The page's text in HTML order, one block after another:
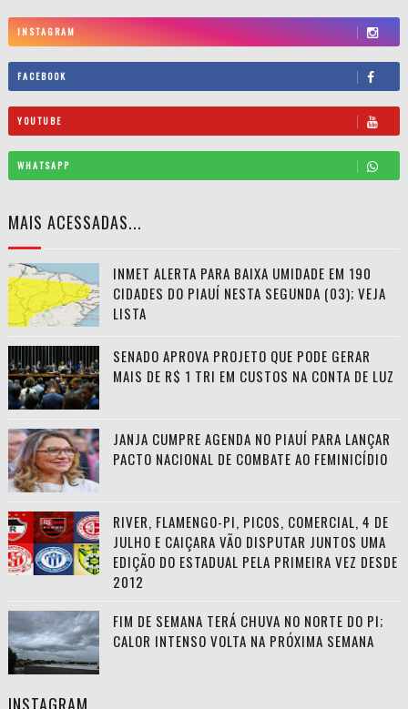
INSTAGRAM
FACEBOOK
YOUTUBE
WHATSAPP
MAIS ACESSADAS...
INMET ALERTA PARA BAIXA UMIDADE EM 190
CIDADES DO PIAUÍ NESTA SEGUNDA (03); VEJA
LISTA
SENADO APROVA PROJETO QUE PODE GERAR
MAIS DE R$ 1 TRI EM CUSTOS NA CONTA DE LUZ
JANJA CUMPRE AGENDA NO PIAUÍ PARA LANÇAR
PACTO NACIONAL DE COMBATE AO FEMINICÍDIO
RIVER, FLAMENGO-PI, PICOS, COMERCIAL, 4 DE
JULHO E CAIÇARA VÃO DISPUTAR JUNTOS UMA
EDIÇÃO DO ESTADUAL PELA PRIMEIRA VEZ DESDE
2012
FIM DE SEMANA TERÁ CHUVA NO NORTE DO PI;
CALOR INTENSO VOLTA NA PRÓXIMA SEMANA